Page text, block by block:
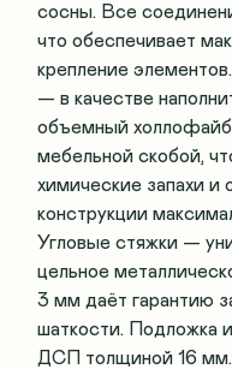
сосны. Все
что обеспечивает
крепление
— в качестве
объемный
мебельной скобой,
химические запахи и
конструкции
Угловые стяжки —
цельное
3 мм даёт гарантию
шаткости. Подложка
ДСП толщиной 16 мм.